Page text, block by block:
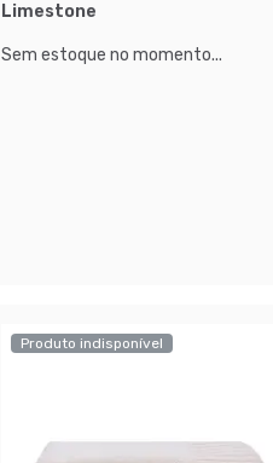
Limestone
Sem estoque no momento...
Produto indisponível